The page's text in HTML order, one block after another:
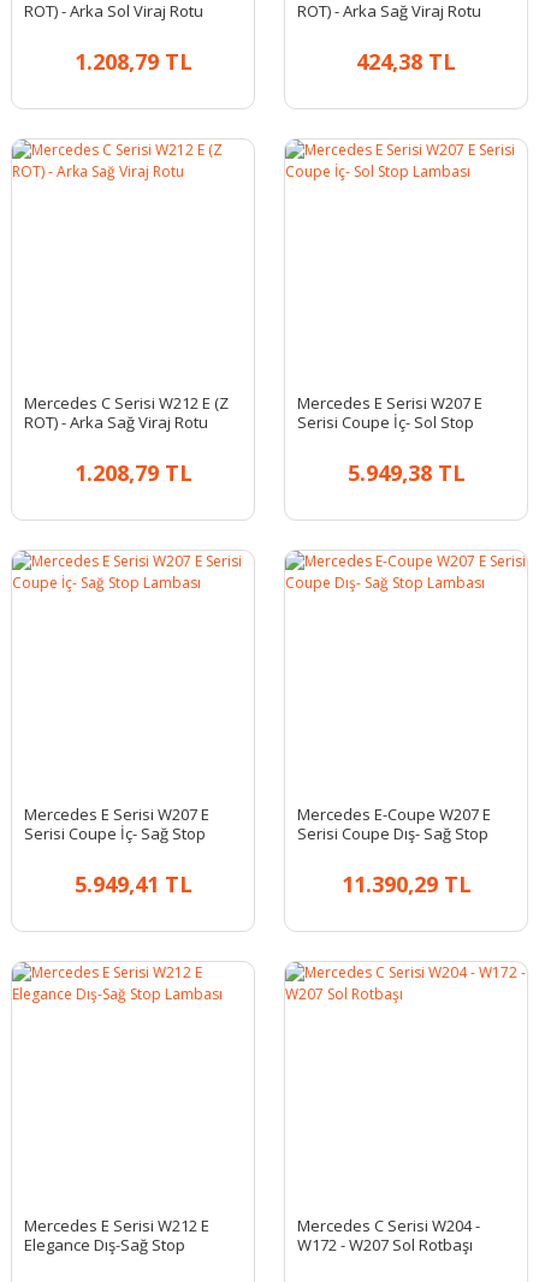
ROT) - Arka Sol Viraj Rotu
1.208,79 TL
ROT) - Arka Sağ Viraj Rotu
424,38 TL
Mercedes C Serisi W212 E (Z
ROT) - Arka Sağ Viraj Rotu
1.208,79 TL
Mercedes E Serisi W207 E
Serisi Coupe İç- Sol Stop
5.949,38 TL
Mercedes E Serisi W207 E
Serisi Coupe İç- Sağ Stop
5.949,41 TL
Mercedes E-Coupe W207 E
Serisi Coupe Dış- Sağ Stop
11.390,29 TL
Mercedes E Serisi W212 E
Elegance Dış-Sağ Stop
Mercedes C Serisi W204 -
W172 - W207 Sol Rotbaşı